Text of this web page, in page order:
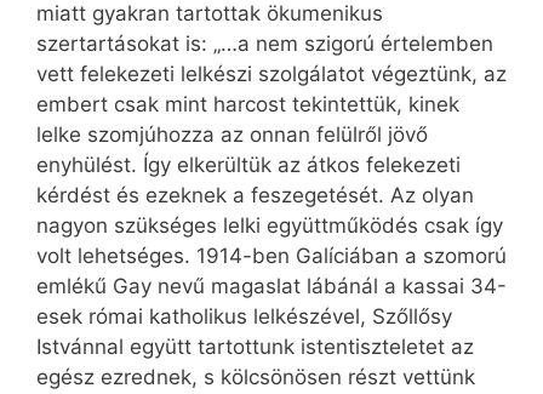
miatt gyakran tartottak ökumenikus
szertartásokat is: „…a nem szigorú értelemben
vett felekezeti lelkészi szolgálatot végeztünk, az
embert csak mint harcost tekintettük, kinek
lelke szomjúhozza az onnan felülről jövő
enyhülést. Így elkerültük az átkos felekezeti
kérdést és ezeknek a feszegetését. Az olyan
nagyon szükséges lelki együttműködés csak így
volt lehetséges. 1914-ben Galíciában a szomorú
emlékű Gay nevű magaslat lábánál a kassai 34-
esek római katholikus lelkészével, Szőllősy
Istvánnal együtt tartottunk istentiszteletet az
egész ezrednek, s kölcsönösen részt vettünk